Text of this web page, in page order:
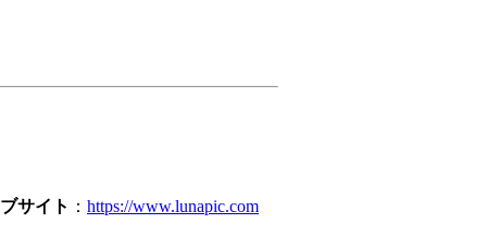
サイト ： https://www.lunapic.com